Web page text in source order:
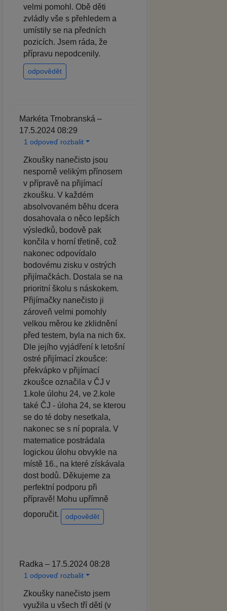
velmi pomohl. Obě děti
zvládly vše s přehledem a
umístily se na předních
pozicích. Jsem ráda, že
přípravu nepodcenily.
odpovědět
Markéta Trnobranská –
17.5.2024 08:29
1 odpoveď rozbalit
Zkoušky nanečisto jsou
nesporně velikým přínosem
v přípravě na přijímací
zkoušku. V každém
absolvovaném běhu dcera
dosahovala o něco lepších
výsledků, bodově pak
končila v horní třetině, což
nakonec odpovídalo
bodovému zisku v ostrých
přijímačkách. Dostala se na
prioritní školu s náskokem.
Přijímačky nanečisto ji
zároveň velmi pomohly
velkou měrou ke zklidnění
před testem, byla na nich 6x.
Dle jejího vyjádření k letošní
ostré přijímací zkoušce:
překvápko v přijímací
zkoušce označila v ČJ v
1.kole úlohu 24, ve 2.kole
také ČJ - úloha 24, se kterou
se do té doby nesetkala,
nakonec se s ní poprala. V
matematice postrádala
logickou úlohu obvykle na
místě 16., na které získávala
dost bodů. Děkujeme za
perfektní podporu při
přípravě! Mohu upřímně
doporučit.
odpovědět
Radka – 17.5.2024 08:28
1 odpoveď rozbalit
Zkoušky nanečisto jsem
využila u všech tří dětí (v